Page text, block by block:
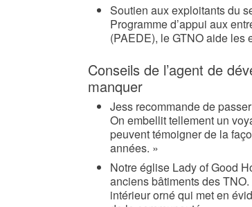
Soutien aux exploitants du
Programme d’appui aux
(PAEDE), le GTNO aide les
Conseils de l’agent de
manquer
Jess recommande de
On embellit tellement un
peuvent témoigner de la
années. »
Notre église Lady of Good
anciens bâtiments des
intérieur orné qui met en